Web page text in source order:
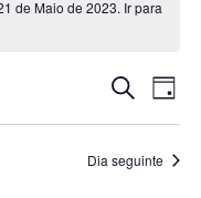
de Maio de 2023. Ir para
de
Pesquisar
de
Dia
Dia seguinte